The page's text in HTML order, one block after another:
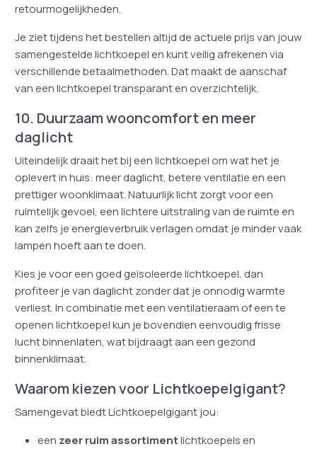
retourmogelijkheden.
Je ziet tijdens het bestellen altijd de actuele prijs van jouw
samengestelde lichtkoepel en kunt veilig afrekenen via
verschillende betaalmethoden. Dat maakt de aanschaf
van een lichtkoepel transparant en overzichtelijk.
10. Duurzaam wooncomfort en meer
daglicht
Uiteindelijk draait het bij een lichtkoepel om wat het je
oplevert in huis: meer daglicht, betere ventilatie en een
prettiger woonklimaat. Natuurlijk licht zorgt voor een
ruimtelijk gevoel, een lichtere uitstraling van de ruimte en
kan zelfs je energieverbruik verlagen omdat je minder vaak
lampen hoeft aan te doen.
Kies je voor een goed geïsoleerde lichtkoepel, dan
profiteer je van daglicht zonder dat je onnodig warmte
verliest. In combinatie met een ventilatieraam of een te
openen lichtkoepel kun je bovendien eenvoudig frisse
lucht binnenlaten, wat bijdraagt aan een gezond
binnenklimaat.
Waarom kiezen voor Lichtkoepelgigant?
Samengevat biedt Lichtkoepelgigant jou:
een zeer ruim assortimentlichtkoepels en